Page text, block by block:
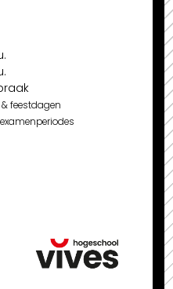
feestdagen